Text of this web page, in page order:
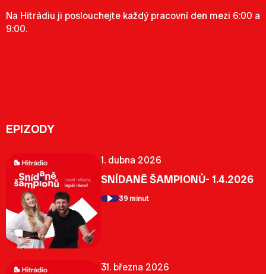
Na Hitrádiu ji poslouchejte každý pracovní den mezi 6:00 a
9:00.
EPIZODY
1. dubna 2026
SNÍDANĚ ŠAMPIONŮ- 1.4.2026
39 minut
31. března 2026